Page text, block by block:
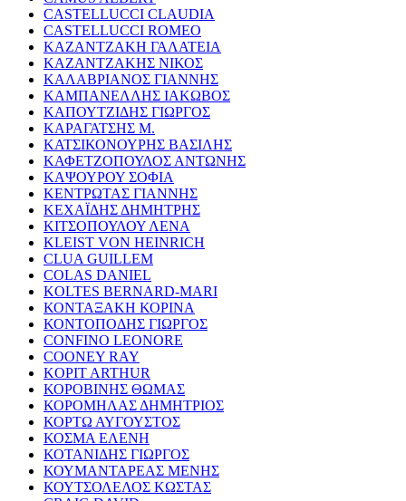
CASTELLUCCI CLAUDIA
CASTELLUCCI ROMEO
ΚΑΖΑΝΤΖΑΚΗ ΓΑΛΑΤΕΙΑ
ΚΑΖΑΝΤΖΑΚΗΣ ΝΙΚΟΣ
ΚΑΛΑΒΡΙΑΝΟΣ ΓΙΑΝΝΗΣ
ΚΑΜΠΑΝΕΛΛΗΣ ΙΑΚΩΒΟΣ
ΚΑΠΟΥΤΖΙΔΗΣ ΓΙΩΡΓΟΣ
ΚΑΡΑΓΑΤΣΗΣ Μ.
ΚΑΤΣΙΚΟΝΟΥΡΗΣ ΒΑΣΙΛΗΣ
ΚΑΦΕΤΖΟΠΟΥΛΟΣ ΑΝΤΩΝΗΣ
ΚΑΨΟΥΡΟΥ ΣΟΦΙΑ
ΚΕΝΤΡΩΤΑΣ ΓΙΑΝΝΗΣ
ΚΕΧΑΪΔΗΣ ΔΗΜΗΤΡΗΣ
ΚΙΤΣΟΠΟΥΛΟΥ ΛΕΝΑ
KLEIST VON HEINRICH
CLUA GUILLEM
COLAS DANIEL
KOLTES BERNARD-MARI
ΚΟΝΤΑΞΑΚΗ ΚΟΡΙΝΑ
ΚΟΝΤΟΠΟΔΗΣ ΓΙΩΡΓΟΣ
CONFINO LEONORE
COONEY RAY
KOPIT ARTHUR
ΚΟΡΟΒΙΝΗΣ ΘΩΜΑΣ
ΚΟΡΟΜΗΛΑΣ ΔΗΜΗΤΡΙΟΣ
ΚΟΡΤΩ ΑΥΓΟΥΣΤΟΣ
ΚΟΣΜΑ ΕΛΕΝΗ
ΚΟΤΑΝΙΔΗΣ ΓΙΩΡΓΟΣ
ΚΟΥΜΑΝΤΑΡΕΑΣ ΜΕΝΗΣ
ΚΟΥΤΣΟΛΕΛΟΣ ΚΩΣΤΑΣ